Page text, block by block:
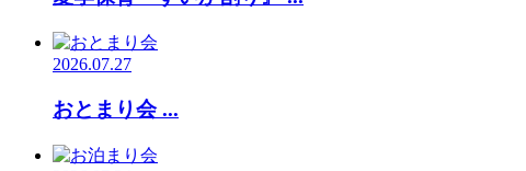
2026.07.27
おとまり会 ...